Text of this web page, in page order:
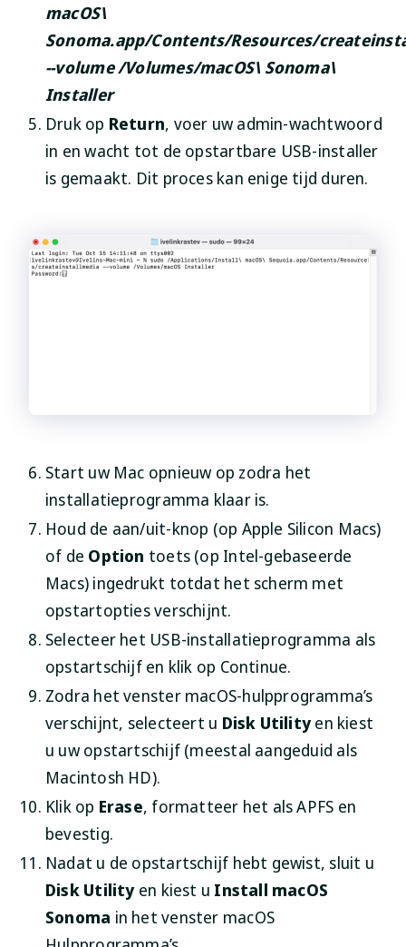
macOS\
Sonoma.app/Contents/Resources/
--volume /Volumes/macOS\ Sonoma\
Installer
Druk op Return, voer uw admin-wachtwoord
in en wacht tot de opstartbare USB-installer
is gemaakt. Dit proces kan enige tijd duren.
Start uw Mac opnieuw op zodra het
installatieprogramma klaar is.
Houd de aan/uit-knop (op Apple Silicon Macs)
of de Option toets (op Intel-gebaseerde
Macs) ingedrukt totdat het scherm met
opstartopties verschijnt.
Selecteer het USB-installatieprogramma als
opstartschijf en klik op Continue.
Zodra het venster macOS-hulpprogramma’s
verschijnt, selecteert u Disk Utilityen kiest
u uw opstartschijf (meestal aangeduid als
Macintosh HD).
Klik op Erase, formatteer het als APFS en
bevestig.
Nadat u de opstartschijf hebt gewist, sluit u
Disk Utilityen kiest u Install macOS
Sonoma in het venster macOS